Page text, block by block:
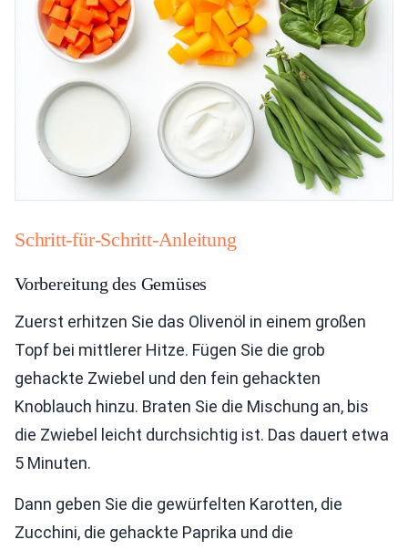
Schritt-für-Schritt-Anleitung
Vorbereitung des Gemüses
Zuerst erhitzen Sie das Olivenöl in einem großen
Topf bei mittlerer Hitze. Fügen Sie die grob
gehackte Zwiebel und den fein gehackten
Knoblauch hinzu. Braten Sie die Mischung an, bis
die Zwiebel leicht durchsichtig ist. Das dauert etwa
5 Minuten.
Dann geben Sie die gewürfelten Karotten, die
Zucchini, die gehackte Paprika und die